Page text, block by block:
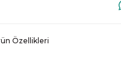
Özellikleri